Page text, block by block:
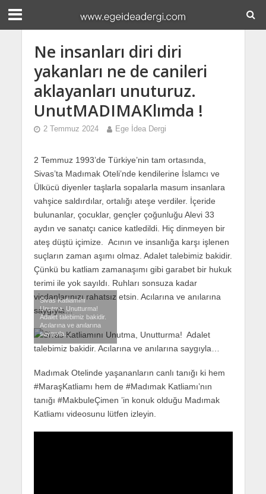
Ne insanları diri diri
yakanları ne de canileri
aklayanları unuturuz.
UnutMADIMAKlımda !
2 Temmuz 2024 Ege İdea Dergi
2 Temmuz 1993’de Türkiye’nin tam ortasında,
Sivas’ta Madımak Oteli’nde kendilerine İslamcı ve
Ülkücü diyenler taşlarla sopalarla masum insanlara
vahşice saldırdılar, ortalığı ateşe verdiler. İçeride
bulunanlar, çocuklar, gençler çoğunluğu Alevi 33
aydın ve sanatçı canice katledildi. Hiç dinmeyen bir
ateş düştü içimize. Acının ve insanlığa karşı işlenen
suçların zaman aşımı olmaz. Adalet talebimiz bakidir.
Çünkü bu katliam zamanaşımı gibi garabet bir hukuk
terimi ile yok sayıldı. Ruhları sonsuza kadar
vicdanlarınızı rahatsız etsin. Acılarına ve anılarına
saygıyla…
Sivas Katliamını
Unutma, Unutturma!
Adalet talebimiz bakidir.
Acılarına ve anılarına
saygıyla…
Madımak Otelinde yaşananların canlı tanığı ki hem
#MaraşKatliamı hem de #Madımak Katliamı’nın
tanığı #MakbuleÇimen ’in konuk olduğu Madımak
Katliamı videosunu lütfen izleyin.